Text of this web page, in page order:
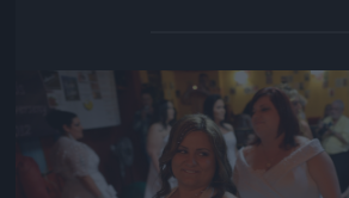
Jön még kép!